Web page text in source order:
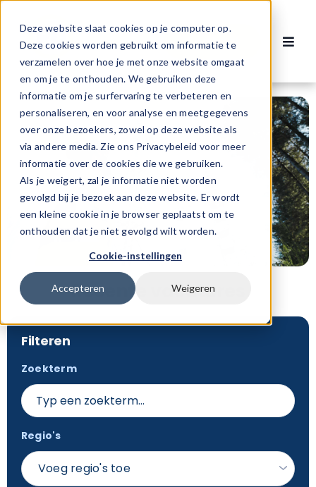
Deze website slaat cookies op je computer op.
Deze cookies worden gebruikt om informatie te
verzamelen over hoe je met onze website omgaat
en om je te onthouden. We gebruiken deze
informatie om je surfervaring te verbeteren en
personaliseren, en voor analyse en meetgegevens
over onze bezoekers, zowel op deze website als
via andere media. Zie ons Privacybeleid voor meer
informatie over de cookies die we gebruiken.
Als je weigert, zal je informatie niet worden
gevolgd bij je bezoek aan deze website. Er wordt
een kleine cookie in je browser geplaatst om te
onthouden dat je niet gevolgd wilt worden.
Cookie-instellingen
Accepteren Weigeren
naar
inhoud
Contact
Vacatures
Voor werknemers
Voor werkgevers
Over ons
Recente vacatures
Filteren
Zoekterm
Regio's
Voeg regio's toe